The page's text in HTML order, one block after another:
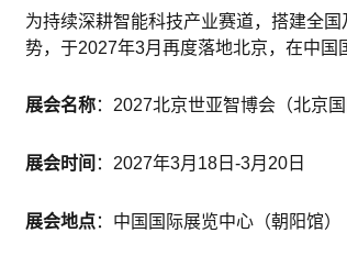
为持续深耕智能科技产业赛道，搭建全国
势，于2027年3月再度落地北京，在中国
展会名称：2027北京世亚智博会（北京
展会时间 ：2027年3月18日-3月20日
展会地点：中国国际展览中心（朝阳馆）